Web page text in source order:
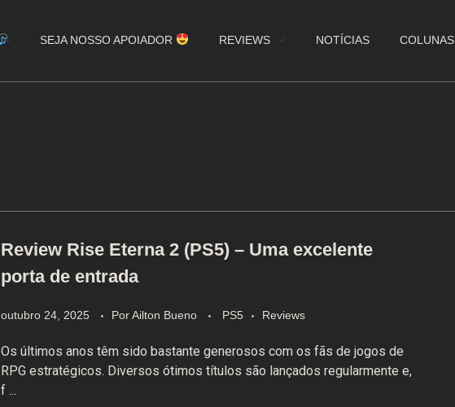
SEJA NOSSO APOIADOR REVIEWS NOTÍCIAS COLUNAS
Review Rise Eterna 2 (PS5) – Uma excelente
porta de entrada
outubro 24, 2025 PorAilton Bueno PS5 Reviews
Os últimos anos têm sido bastante generosos com os fãs de jogos de
RPG estratégicos. Diversos ótimos títulos são lançados regularmente e,
f ...